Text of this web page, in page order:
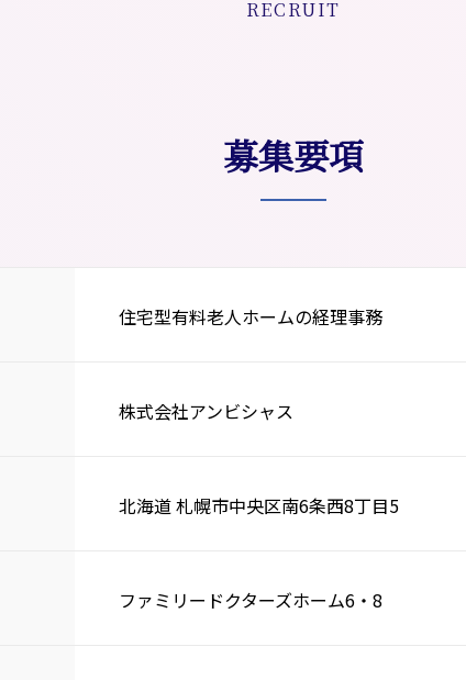
RECRUIT
募集要項
住宅型有料老人ホームの経理事務
株式会社アンビシャス
北海道 札幌市中央区南6条西8丁目5
ファミリードクターズホーム6・8